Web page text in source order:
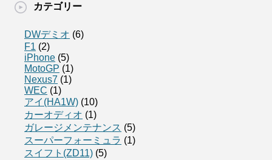
カテゴリー
DWデミオ (6)
F1 (2)
iPhone (5)
MotoGP (1)
Nexus7 (1)
WEC (1)
アイ(HA1W) (10)
カーオディオ (1)
ガレージメンテナンス (5)
スーパーフォーミュラ (1)
スイフト(ZD11) (5)